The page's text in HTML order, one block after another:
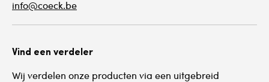
info@coeck.be
Vind een verdeler
Wij verdelen onze producten via een uitgebreid